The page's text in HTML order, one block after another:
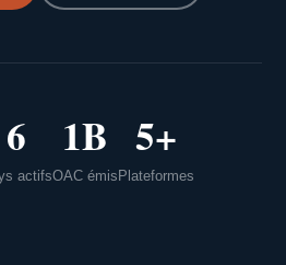
6
actifs
1B
OAC émis
5+
Plateformes